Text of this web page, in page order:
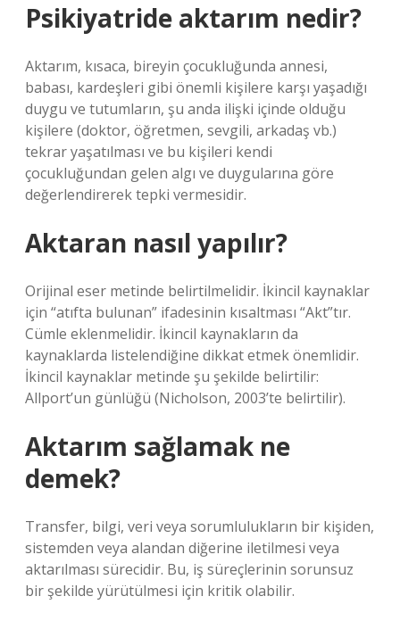
Psikiyatride aktarım nedir?
Aktarım, kısaca, bireyin çocukluğunda annesi,
babası, kardeşleri gibi önemli kişilere karşı yaşadığı
duygu ve tutumların, şu anda ilişki içinde olduğu
kişilere (doktor, öğretmen, sevgili, arkadaş vb.)
tekrar yaşatılması ve bu kişileri kendi
çocukluğundan gelen algı ve duygularına göre
değerlendirerek tepki vermesidir.
Aktaran nasıl yapılır?
Orijinal eser metinde belirtilmelidir. İkincil kaynaklar
için “atıfta bulunan” ifadesinin kısaltması “Akt”tır.
Cümle eklenmelidir. İkincil kaynakların da
kaynaklarda listelendiğine dikkat etmek önemlidir.
İkincil kaynaklar metinde şu şekilde belirtilir:
Allport’un günlüğü (Nicholson, 2003’te belirtilir).
Aktarım sağlamak ne
demek?
Transfer, bilgi, veri veya sorumlulukların bir kişiden,
sistemden veya alandan diğerine iletilmesi veya
aktarılması sürecidir. Bu, iş süreçlerinin sorunsuz
bir şekilde yürütülmesi için kritik olabilir.